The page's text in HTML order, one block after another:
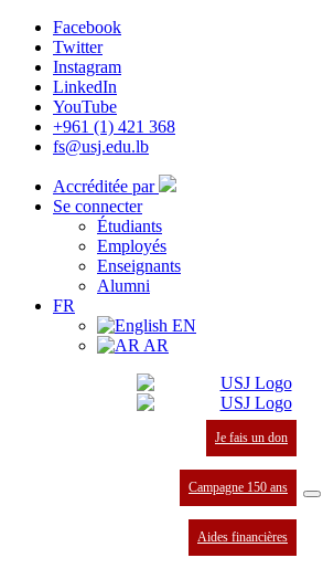
Facebook
Twitter
Instagram
LinkedIn
YouTube
+961 (1) 421 368
fs@usj.edu.lb
Accréditée par
Se connecter
Étudiants
Employés
Enseignants
Alumni
FR
EN
AR
Je fais un don
Campagne 150 ans
Aides financières